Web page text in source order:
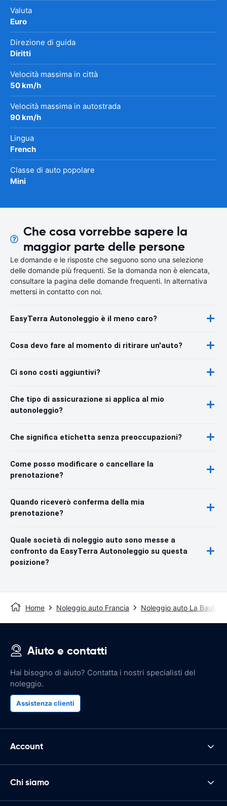
Valuta
Euro
Direzione di guida
Diritti
Velocità massima in città
50 km/h
Velocità massima in autostrada
90 km/h
Lingua
French
Classe di auto popolare
Mini
Che cosa vorrebbe sapere la
maggior parte delle persone
Le domande e le risposte che seguono sono una selezione
delle domande più frequenti. Se la domanda non è elencata,
consultare la pagina delle domande frequenti. In alternativa
mettersi in contatto con noi.
EasyTerra Autonoleggio è il meno caro?
Cosa devo fare al momento di ritirare un'auto?
Ci sono costi aggiuntivi?
Che tipo di assicurazione si applica al mio
autonoleggio?
Che significa etichetta senza preoccupazioni?
Come posso modificare o cancellare la
prenotazione?
Quando riceverò conferma della mia
prenotazione?
Quale società di noleggio auto sono messe a
confronto da EasyTerra Autonoleggio su questa
posizione?
Home Noleggio auto Francia Noleggio auto La Baule
Aiuto e contatti
Hai bisogno di aiuto? Contatta i nostri specialisti del
noleggio.
Assistenza clienti
Account
Chi siamo